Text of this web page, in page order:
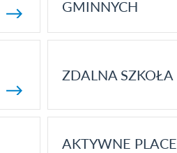
GMINNYCH
ZDALNA SZKOŁA
AKTYWNE PLACE